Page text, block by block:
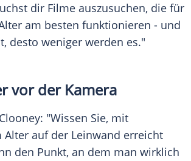
dir Filme auszusuchen, die für
am besten funktionieren - und
desto weniger werden es."
vor der Kamera
Clooney: "Wissen Sie, mit
Alter auf der Leinwand erreicht
den Punkt, an dem man wirklich